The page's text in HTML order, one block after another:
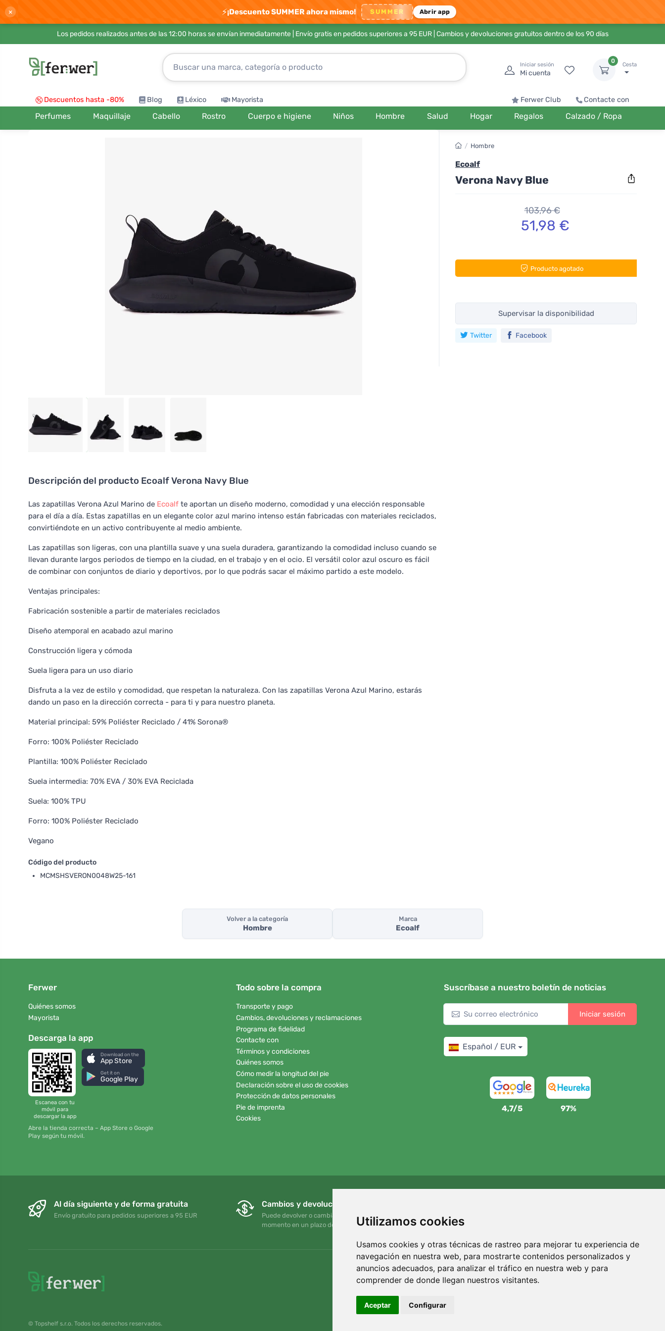
Utilizamos cookies
Usamos cookies y otras técnicas de rastreo para mejorar tu experiencia de
navegación en nuestra web, para mostrarte contenidos personalizados y
anuncios adecuados, para analizar el tráfico en nuestra web y para
comprender de donde llegan nuestros visitantes.
Aceptar Configurar
× ⚡¡Descuento SUMMER ahora mismo! SUMMER Abrir app
Los pedidos realizados antes de las 12:00 horas se envían inmediatamente | Envío gratis en pedidos superiores a 95 EUR| Cambios y devoluciones gratuitos dentro de los 90 días
Iniciar sesión
Mi cuenta
0
Cesta
Descuentos hasta -80% Blog Léxico Mayorista Ferwer Club Contacte con
Perfumes Maquillaje Cabello Rostro Cuerpo e higiene Niños Hombre Salud Hogar Regalos Calzado / Ropa
Descripción del producto Ecoalf Verona Navy Blue
Las zapatillas Verona Azul Marino de Ecoalf te aportan un diseño moderno, comodidad y una elección responsable
para el día a día. Estas zapatillas en un elegante color azul marino intenso están fabricadas con materiales reciclados,
convirtiéndote en un activo contribuyente al medio ambiente.
Las zapatillas son ligeras, con una plantilla suave y una suela duradera, garantizando la comodidad incluso cuando se
llevan durante largos periodos de tiempo en la ciudad, en el trabajo y en el ocio. El versátil color azul oscuro es fácil
de combinar con conjuntos de diario y deportivos, por lo que podrás sacar el máximo partido a este modelo.
Ventajas principales:
Fabricación sostenible a partir de materiales reciclados
Diseño atemporal en acabado azul marino
Construcción ligera y cómoda
Suela ligera para un uso diario
Disfruta a la vez de estilo y comodidad, que respetan la naturaleza. Con las zapatillas Verona Azul Marino, estarás
dando un paso en la dirección correcta - para ti y para nuestro planeta.
Material principal: 59% Poliéster Reciclado / 41% Sorona®
Forro: 100% Poliéster Reciclado
Plantilla: 100% Poliéster Reciclado
Suela intermedia: 70% EVA / 30% EVA Reciclada
Suela: 100% TPU
Forro: 100% Poliéster Reciclado
Vegano
Código del producto
MCMSHSVERON0048W25-161
/ Hombre
Ecoalf
Verona Navy Blue
103,96 €
51,98 €
Producto agotado
Supervisar la disponibilidad
Twitter Facebook
Volver a la categoría
Hombre
Marca
Ecoalf
Ferwer
Quiénes somos
Mayorista
Descarga la app
Escanea con tu
móvil para
descargar la app
Download on the
App Store
Get it on
Google Play
Abre la tienda correcta – App Store o Google
Play según tu móvil.
Todo sobre la compra
Transporte y pago
Cambios, devoluciones y reclamaciones
Programa de fidelidad
Contacte con
Términos y condiciones
Quiénes somos
Cómo medir la longitud del pie
Declaración sobre el uso de cookies
Protección de datos personales
Pie de imprenta
Cookies
Suscríbase a nuestro boletín de noticias
Iniciar sesión
Español / EUR
4,7/5 97%
Al día siguiente y de forma gratuita
Envío gratuito para pedidos superiores a 95 EUR
Cambios y devoluciones gratuitos
Puede devolver o cambiar su pedido en cualquier
momento en un plazo de 90 días
© Topshelf s.r.o. Todos los derechos reservados.